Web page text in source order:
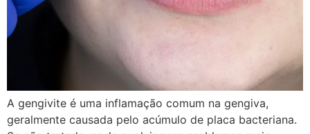
A gengivite é uma inflamação comum na gengiva,
geralmente causada pelo acúmulo de placa bacteriana.